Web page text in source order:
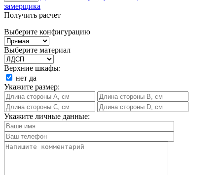
замерщика
Получить расчет
Выберите конфигурацию
Выберите материал
Верхние шкафы:
нет да
Укажите размер:
Укажите личные данные: